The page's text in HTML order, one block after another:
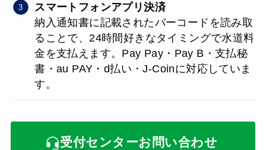
スマートフォンアプリ決済
納入通知書に記載されたバーコードを読み取
ることで、24時間好きなタイミングで水道料
金を支払えます。Pay Pay・Pay B・支払秘
書・au PAY・d払い・J-Coinに対応していま
す。
受付センターお問い合わせ